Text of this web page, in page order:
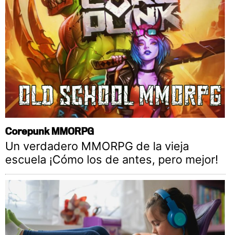
Corepunk MMORPG
Un verdadero MMORPG de la vieja
escuela ¡Cómo los de antes, pero mejor!